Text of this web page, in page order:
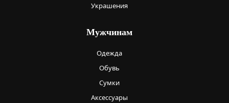
Украшения
Мужчинам
Одежда
Обувь
Сумки
Аксессуары